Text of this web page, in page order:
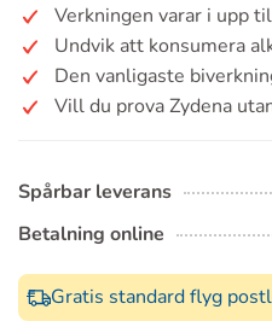
Verkningen varar i upp
Undvik att konsumera
Den vanligaste
Vill du prova Zydena
Spårbar leverans
Betalning online
Gratis standard flyg